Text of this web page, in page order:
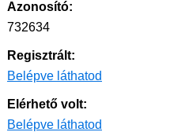
Azonosító:
732634
Regisztrált:
Belépve láthatod
Elérhető volt:
Belépve láthatod